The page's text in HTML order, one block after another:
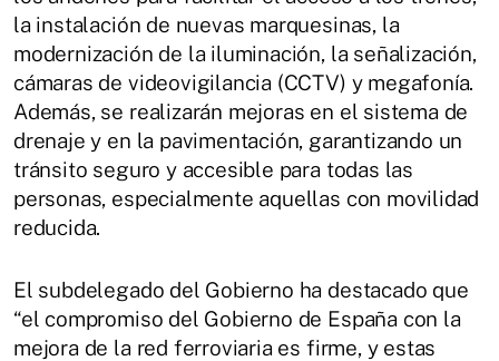
la instalación de nuevas marquesinas, la
modernización de la iluminación, la señalización,
cámaras de videovigilancia (CCTV) y megafonía.
Además, se realizarán mejoras en el sistema de
drenaje y en la pavimentación, garantizando un
tránsito seguro y accesible para todas las
personas, especialmente aquellas con movilidad
reducida.
El subdelegado del Gobierno ha destacado que
“el compromiso del Gobierno de España con la
mejora de la red ferroviaria es firme, y estas